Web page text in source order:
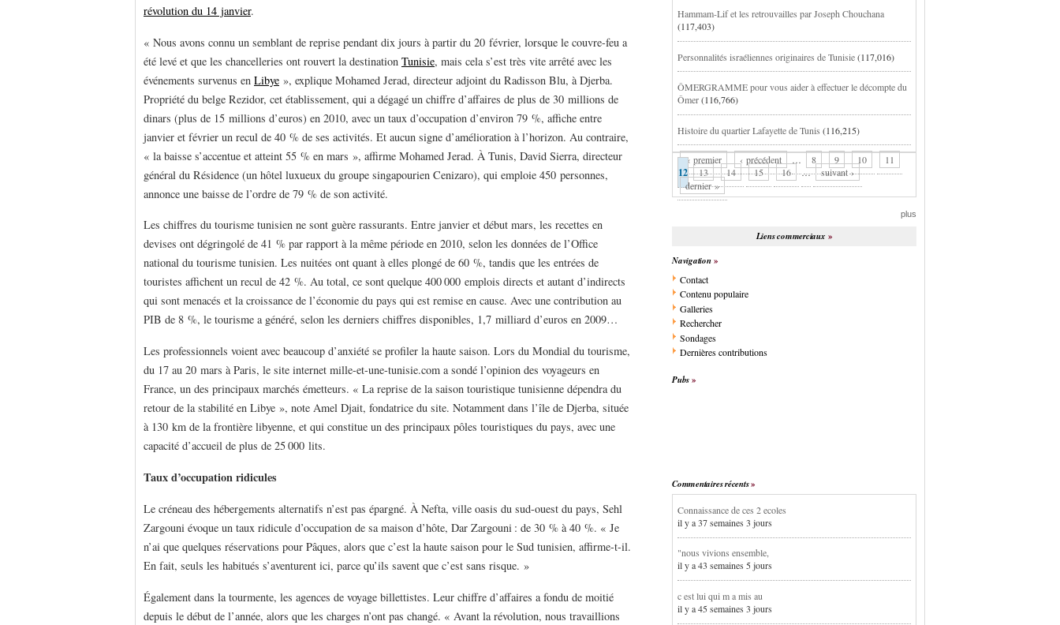
révolution du 14 janvier.
« Nous avons connu un semblant de reprise pendant dix jours à partir du 20 février, lorsque le couvre-feu a
été levé et que les chancelleries ont rouvert la destination Tunisie, mais cela s’est très vite arrêté avec les
événements survenus en Libye », explique Mohamed Jerad, directeur adjoint du Radisson Blu, à Djerba.
Propriété du belge Rezidor, cet établissement, qui a dégagé un chiffre d’affaires de plus de 30 millions de
dinars (plus de 15 millions d’euros) en 2010, avec un taux d’occupation d’environ 79 %, affiche entre
janvier et février un recul de 40 % de ses activités. Et aucun signe d’amélioration à l’horizon. Au contraire,
« la baisse s’accentue et atteint 55 % en mars », affirme Mohamed Jerad. À Tunis, David Sierra, directeur
général du Résidence (un hôtel luxueux du groupe singapourien Cenizaro), qui emploie 450 personnes,
annonce une baisse de l’ordre de 79 % de son activité.
Les chiffres du tourisme tunisien ne sont guère rassurants. Entre janvier et début mars, les recettes en
devises ont dégringolé de 41 % par rapport à la même période en 2010, selon les données de l’Office
national du tourisme tunisien. Les nuitées ont quant à elles plongé de 60 %, tandis que les entrées de
touristes affichent un recul de 42 %. Au total, ce sont quelque 400 000 emplois directs et autant d’indirects
qui sont menacés et la croissance de l’économie du pays qui est remise en cause. Avec une contribution au
PIB de 8 %, le tourisme a généré, selon les derniers chiffres disponibles, 1,7 milliard d’euros en 2009…
Les professionnels voient avec beaucoup d’anxiété se profiler la haute saison. Lors du Mondial du tourisme,
du 17 au 20 mars à Paris, le site internet mille-et-une-tunisie.com a sondé l’opinion des voyageurs en
France, un des principaux marchés émetteurs. « La reprise de la saison touristique tunisienne dépendra du
retour de la stabilité en Libye », note Amel Djait, fondatrice du site. Notamment dans l’île de Djerba, située
à 130 km de la frontière libyenne, et qui constitue un des principaux pôles touristiques du pays, avec une
capacité d’accueil de plus de 25 000 lits.
Taux d’occupation ridicules
Le créneau des hébergements alternatifs n’est pas épargné. À Nefta, ville oasis du sud-ouest du pays, Sehl
Zargouni évoque un taux ridicule d’occupation de sa maison d’hôte, Dar Zargouni : de 30 % à 40 %. « Je
n’ai que quelques réservations pour Pâques, alors que c’est la haute saison pour le Sud tunisien, affirme-t-il.
En fait, seuls les habitués s’aventurent ici, parce qu’ils savent que c’est sans risque. »
Également dans la tourmente, les agences de voyage billettistes. Leur chiffre d’affaires a fondu de moitié
depuis le début de l’année, alors que les charges n’ont pas changé. « Avant la révolution, nous travaillions
Hammam-Lif et les retrouvailles par Joseph Chouchana
(117,403)
Personnalités israéliennes originaires de Tunisie(117,016)
ÔMERGRAMME pour vous aider à effectuer le décompte du
Ômer(116,766)
Histoire du quartier Lafayette de Tunis (116,215)
« premier ‹ précédent … 8 9 10 11
12 13 14 15 16 …
suivant ›
dernier »
plus
Liens commerciaux
Navigation
Contact
Contenu populaire
Galleries
Rechercher
Sondages
Dernières contributions
Pubs
Commentaires récents
Connaissance de ces 2 ecoles
il y a 37 semaines 3 jours
"nous vivions ensemble,
il y a 43 semaines 5 jours
c est lui qui m a mis au
il y a 45 semaines 3 jours